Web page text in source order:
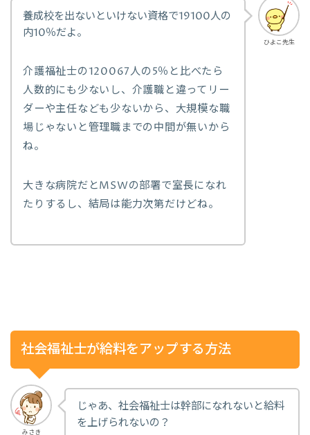
ひよこ先生
養成校を出ないといけない資格で19100人の
内10％だよ。
介護福祉士の120067人の5％と比べたら
人数的にも少ないし、介護職と違ってリー
ダーや主任なども少ないから、大規模な職
場じゃないと管理職までの中間が無いから
ね。
大きな病院だとMSWの部署で室長になれ
たりするし、結局は能力次第だけどね。
社会福祉士が給料をアップする方法
みさき
じゃあ、社会福祉士は幹部になれないと給料
を上げられないの？